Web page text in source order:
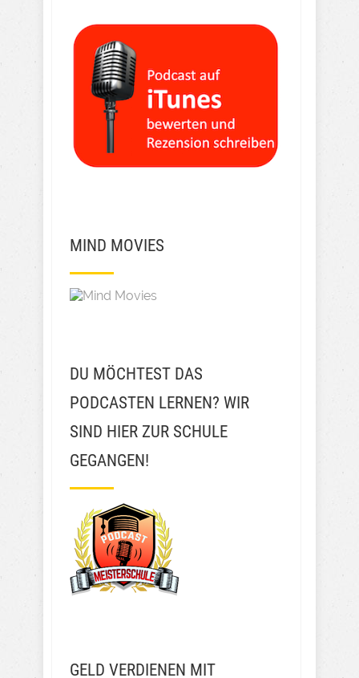
MIND MOVIES
DU MÖCHTEST DAS
PODCASTEN LERNEN? WIR
SIND HIER ZUR SCHULE
GEGANGEN!
GELD VERDIENEN MIT